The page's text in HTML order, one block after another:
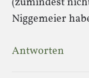
Niggemeier
Antworten